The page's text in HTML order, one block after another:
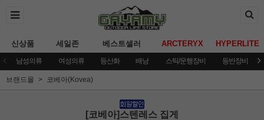
신상품 세일존 베스트셀러 ARCTERYX HYPERLITE
남성의류 여성의류 등산화 배낭 스틱/운행장비 등반장비
브랜드몰 코베아(Kovea)
[코베아]스텐레스 집게